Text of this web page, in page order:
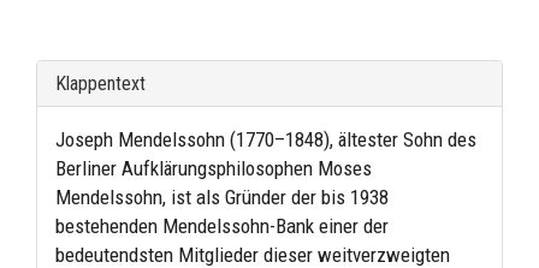
Klappentext
Joseph Mendelssohn (1770–1848), ältester Sohn des
Berliner Aufklärungsphilosophen Moses
Mendelssohn, ist als Gründer der bis 1938
bestehenden Mendelssohn-Bank einer der
bedeutendsten Mitglieder dieser weitverzweigten